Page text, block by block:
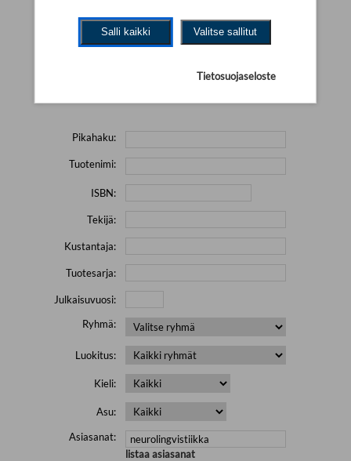
Tarkennettu haku
Yhtään tuotetta ei löytynyt. Yritä uutta hakua alla olevalla
Yritä hakea pienemmällä määrällä hakutekijöitä ja jätä
Pikahaku:
Tuotenimi:
ISBN:
Tekijä:
Kustantaja:
Tuotesarja:
Julkaisuvuosi:
Ryhmä:
Luokitus:
Kieli:
Asu:
Asiasanat:
listaa asiasanat
Salli kaikki Valitse sallitut
Tietosuojaseloste